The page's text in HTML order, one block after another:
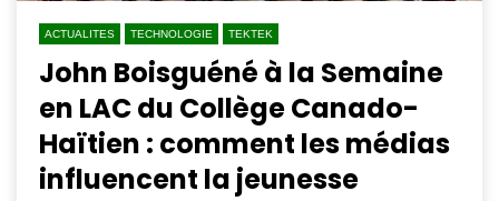
ACTUALITES TECHNOLOGIE TEKTEK
John Boisguéné à la Semaine
en LAC du Collège Canado-
Haïtien : comment les médias
influencent la jeunesse